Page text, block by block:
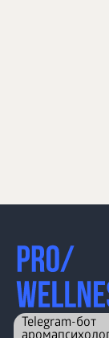
Telegram-бот